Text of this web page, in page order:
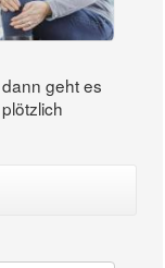
geht es